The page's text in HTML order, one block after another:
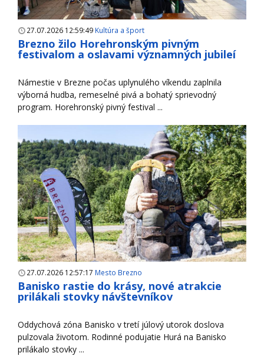
27.07.2026 12:59:49 Kultúra a šport
Brezno žilo Horehronským pivným
festivalom a oslavami významných jubileí
Námestie v Brezne počas uplynulého víkendu zaplnila
výborná hudba, remeselné pivá a bohatý sprievodný
program. Horehronský pivný festival ...
27.07.2026 12:57:17 Mesto Brezno
Banisko rastie do krásy, nové atrakcie
prilákali stovky návštevníkov
Oddychová zóna Banisko v tretí júlový utorok doslova
pulzovala životom. Rodinné podujatie Hurá na Banisko
prilákalo stovky ...